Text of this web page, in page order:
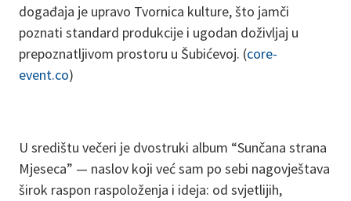
događaja je upravo Tvornica kulture, što jamči
poznati standard produkcije i ugodan doživljaj u
prepoznatljivom prostoru u Šubićevoj. (core-
event.co)
U središtu večeri je dvostruki album “Sunčana strana
Mjeseca” — naslov koji već sam po sebi nagovještava
širok raspon raspoloženja i ideja: od svjetlijih,